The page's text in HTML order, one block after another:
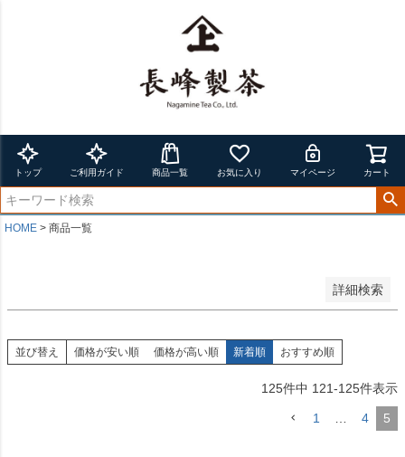
トップ ご利用ガイド 商品一覧 お気に入り マイページ カート
HOME 商品一覧
詳細検索
在庫なし商品を表示しない
価格が安い順
価格が高い順
優先度順
レビュー順
キーワードヒット順
並び替え 価格が安い順 価格が高い順 新着順 おすすめ順
125件中 121-125件表示
1 … 4 5